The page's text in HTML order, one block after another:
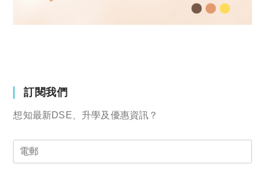
訂閱我們
想知最新DSE、升學及優惠資訊？